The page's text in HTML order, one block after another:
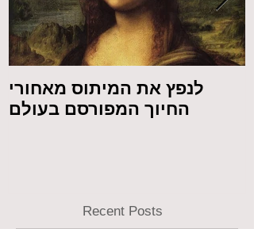
לנפץ את המיתוס מאחורי
החיוך המפורסם בעולם
Recent Posts